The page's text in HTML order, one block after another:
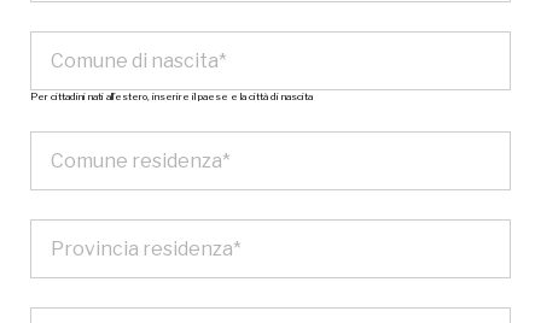
Per cittadini nati all’estero, inserire il paese e la città di nascita